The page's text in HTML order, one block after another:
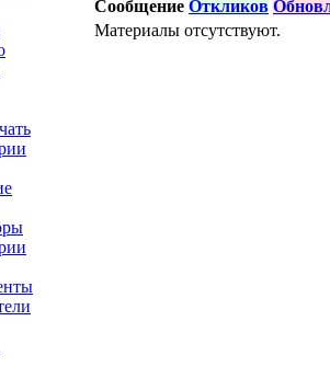
Сообщение Откликов
Материалы отсутствуют.